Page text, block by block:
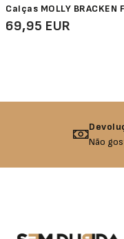
Calças MOLLY BRACKEN
69,95 EUR
Não